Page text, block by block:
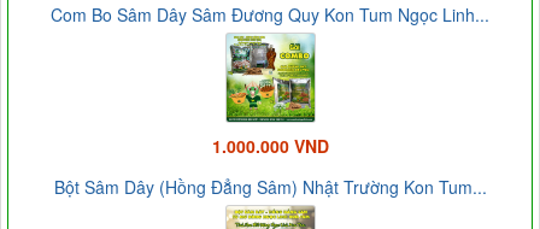
Com Bo Sâm Dây Sâm Đương Quy Kon Tum Ngọc Linh...
1.000.000 VND
Bột Sâm Dây (Hồng Đẳng Sâm) Nhật Trường Kon Tum...